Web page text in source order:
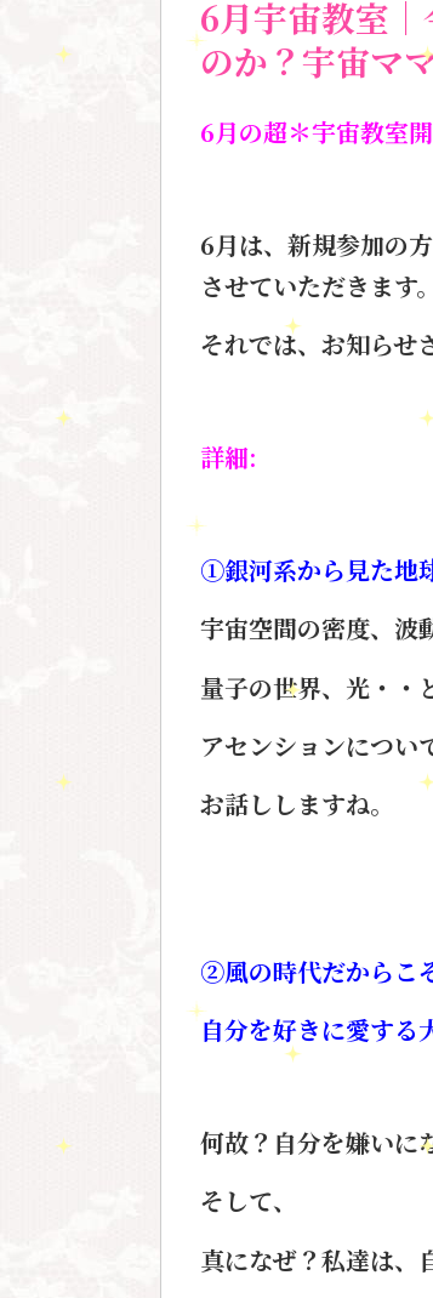
6月宇宙教室
のか？宇宙マ
6月の超＊宇宙教室
6月は、新規参加の
させていただきます。
それでは、お知らせ
詳細:
①銀河系から見た地
宇宙空間の密度、波
量子の世界、光・・
アセンションについ
お話ししますね。
②風の時代だからこ
自分を好きに愛する
何故？自分を嫌いに
そして、
真になぜ？私達は、